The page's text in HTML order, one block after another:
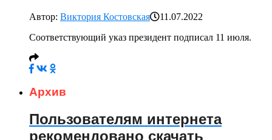
Автор: Виктория Костовская
11.07.2022
Соответствующий указ президент подписал 11 июля.
Архив
Пользователям интернета
рекомендовано скачать